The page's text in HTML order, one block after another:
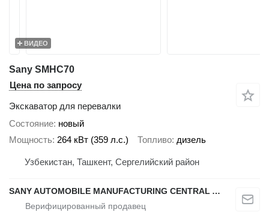
ВИДЕО
Sany SMHC70
Цена по запросу
Экскаватор для перевалки
Состояние новый
Мощность 264 кВт (359 л.с.) Топливо дизель
Узбекистан, Ташкент, Сергелийский район
SANY AUTOMOBILE MANUFACTURING CENTRAL ASIA